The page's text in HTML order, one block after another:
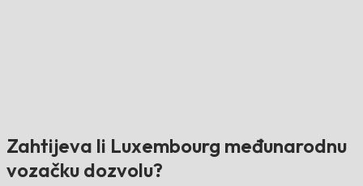
Zahtijeva li Luxembourg međunarodnu
vozačku dozvolu?